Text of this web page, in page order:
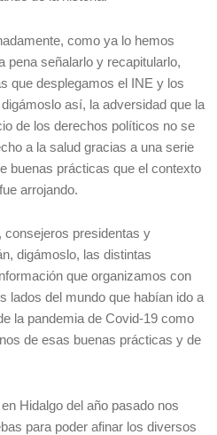
como ya lo hemos
pena señalarlo y recapitularlo,
que desplegamos el INE y los
así, la adversidad que la
de los derechos políticos no se
a la salud gracias a una serie
buenas prácticas que el contexto
arrojando.
presidentas y
digámoslo, las distintas
que organizamos con
lados del mundo que habían ido a
la pandemia de Covid-19 como
de esas buenas prácticas y de
Hidalgo del año pasado nos
para poder afinar los diversos